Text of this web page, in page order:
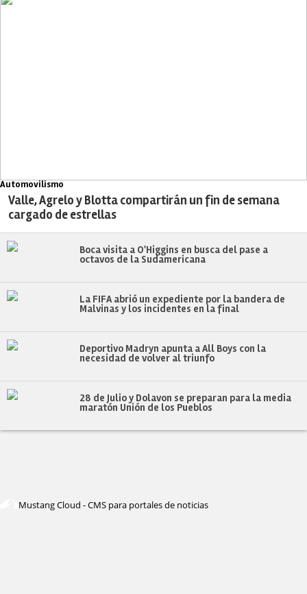
Automovilismo
Valle, Agrelo y Blotta compartirán un fin de semana
cargado de estrellas
Boca visita a O'Higgins en busca del pase a
octavos de la Sudamericana
La FIFA abrió un expediente por la bandera de
Malvinas y los incidentes en la final
Deportivo Madryn apunta a All Boys con la
necesidad de volver al triunfo
28 de Julio y Dolavon se preparan para la media
maratón Unión de los Pueblos
Mustang Cloud - CMS para portales de noticias